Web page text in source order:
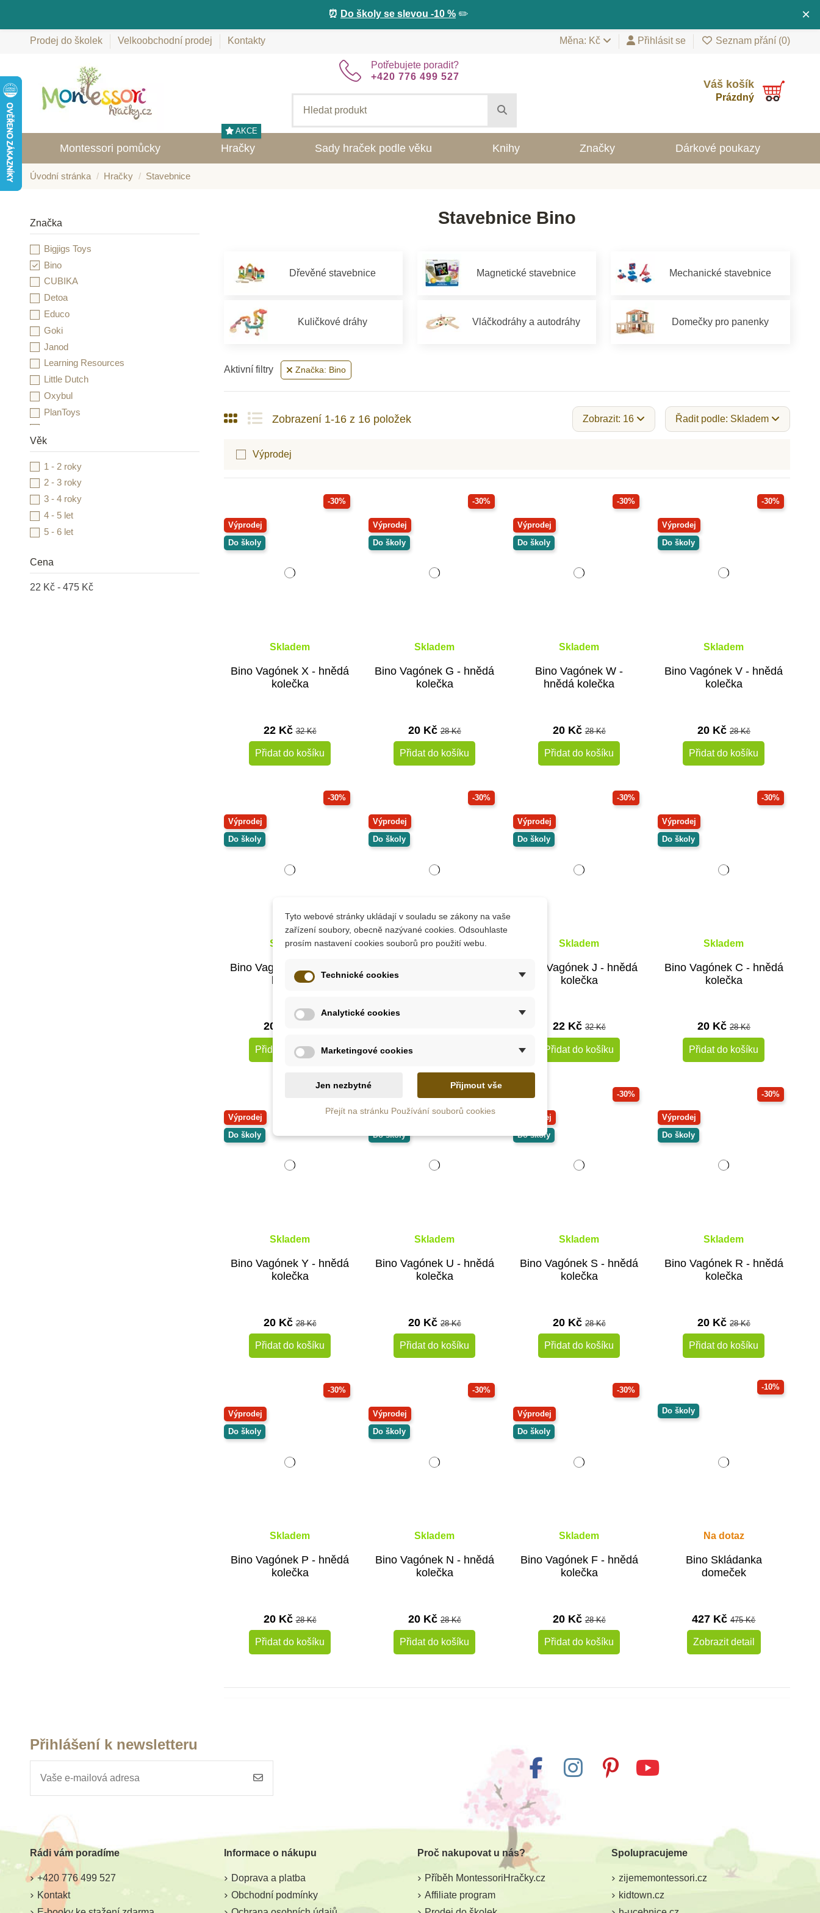
×
⏰ Do školy se slevou -10 % ✏️
Prodej do školek Velkoobchodní prodej Kontakty Měna: Kč Přihlásit se Seznam přání (0)
Potřebujete poradit?
+420 776 499 527
Váš košík
Prázdný
Montessori pomůcky Hračky
AKCE
Sady hraček podle věku Knihy Značky Dárkové poukazy
Úvodní stránka Hračky Stavebnice
Stavebnice Bino
Dřevěné stavebnice Magnetické stavebnice Mechanické stavebnice
Kuličkové dráhy Vláčkodráhy a autodráhy Domečky pro panenky
Aktivní filtry Značka: Bino
Zobrazení 1-16 z 16 položek Zobrazit: 16 Řadit podle: Skladem
Výprodej
-30%
Výprodej
Do školy
Skladem
Bino Vagónek X - hnědá
kolečka
22 Kč32 Kč
Přidat do košíku
-30%
Výprodej
Do školy
Skladem
Bino Vagónek G - hnědá
kolečka
20 Kč28 Kč
Přidat do košíku
-30%
Výprodej
Do školy
Skladem
Bino Vagónek W -
hnědá kolečka
20 Kč28 Kč
Přidat do košíku
-30%
Výprodej
Do školy
Skladem
Bino Vagónek V - hnědá
kolečka
20 Kč 28 Kč
Přidat do košíku
-30%
Výprodej
Do školy
Skladem
Bino Vagónek Q - hnědá
kolečka
20 Kč
Přidat do košíku
-30%
Výprodej
Do školy
Skladem
Přidat do košíku
-30%
Výprodej
Do školy
Skladem
Bino Vagónek J - hnědá
kolečka
22 Kč32 Kč
Přidat do košíku
-30%
Výprodej
Do školy
Skladem
Bino Vagónek C - hnědá
kolečka
20 Kč 28 Kč
Přidat do košíku
Výprodej
Do školy
Skladem
Bino Vagónek Y - hnědá
kolečka
20 Kč28 Kč
Přidat do košíku
Do školy
Skladem
Bino Vagónek U - hnědá
kolečka
20 Kč28 Kč
Přidat do košíku
-30%
Výprodej
Do školy
Skladem
Bino Vagónek S - hnědá
kolečka
20 Kč28 Kč
Přidat do košíku
-30%
Výprodej
Do školy
Skladem
Bino Vagónek R - hnědá
kolečka
20 Kč 28 Kč
Přidat do košíku
-30%
Výprodej
Do školy
Skladem
Bino Vagónek P - hnědá
kolečka
20 Kč28 Kč
Přidat do košíku
-30%
Výprodej
Do školy
Skladem
Bino Vagónek N - hnědá
kolečka
20 Kč28 Kč
Přidat do košíku
-30%
Výprodej
Do školy
Skladem
Bino Vagónek F - hnědá
kolečka
20 Kč28 Kč
Přidat do košíku
-10%
Do školy
Na dotaz
Bino Skládanka
domeček
427 Kč475 Kč
Zobrazit detail
Značka
Bigjigs Toys
Bino
CUBIKA
Detoa
Educo
Goki
Janod
Learning Resources
Little Dutch
Oxybul
PlanToys
Toys for Life
Viga
Voltík
Věk
1 - 2 roky
2 - 3 roky
3 - 4 roky
4 - 5 let
5 - 6 let
Cena
22 Kč - 475 Kč
Přihlášení k newsletteru
Rádi vám poradíme
+420 776 499 527
Kontakt
Informace o nákupu
Doprava a platba
Obchodní podmínky
Proč nakupovat u nás?
Příběh MontessoriHračky.cz
Affiliate program
Spolupracujeme
zijememontessori.cz
kidtown.cz
Tyto webové stránky ukládají v souladu se zákony na vaše
zařízení soubory, obecně nazývané cookies. Odsouhlaste
prosím nastavení cookies souborů pro použití webu.
Technické cookies
Analytické cookies
Marketingové cookies
Jen nezbytné Přijmout vše
Přejít na stránku Používání souborů cookies